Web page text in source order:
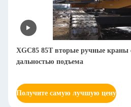
XGC85 85T вторые ручные
дальностью подъема
Получите самую лучшую цену